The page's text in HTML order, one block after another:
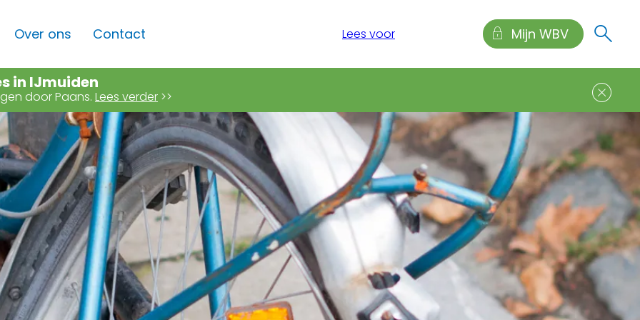
Over ons Contact Mijn WBV
Lees voor
in IJmuiden
door Paans. Lees verder >>